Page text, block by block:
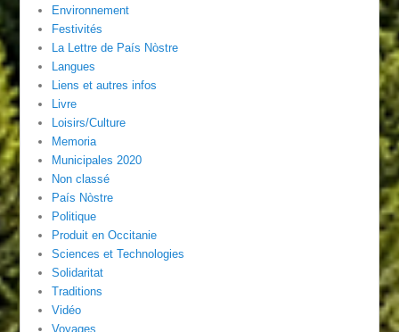
Environnement
Festivités
La Lettre de País Nòstre
Langues
Liens et autres infos
Livre
Loisirs/Culture
Memoria
Municipales 2020
Non classé
País Nòstre
Politique
Produit en Occitanie
Sciences et Technologies
Solidaritat
Traditions
Vidéo
Voyages